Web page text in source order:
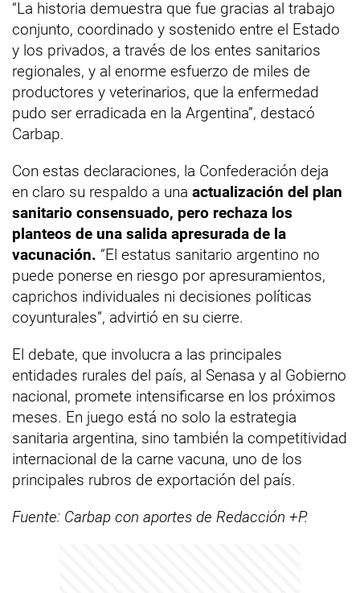
“La historia demuestra que fue gracias al trabajo
conjunto, coordinado y sostenido entre el Estado
y los privados, a través de los entes sanitarios
regionales, y al enorme esfuerzo de miles de
productores y veterinarios, que la enfermedad
pudo ser erradicada en la Argentina”, destacó
Carbap.
Con estas declaraciones, la Confederación deja
en claro su respaldo a una actualización del plan
sanitario consensuado, pero rechaza los
planteos de una salida apresurada de la
vacunación. “El estatus sanitario argentino no
puede ponerse en riesgo por apresuramientos,
caprichos individuales ni decisiones políticas
coyunturales”, advirtió en su cierre.
El debate, que involucra a las principales
entidades rurales del país, al Senasa y al Gobierno
nacional, promete intensificarse en los próximos
meses. En juego está no solo la estrategia
sanitaria argentina, sino también la competitividad
internacional de la carne vacuna, uno de los
principales rubros de exportación del país.
Fuente: Carbap con aportes de Redacción +P.